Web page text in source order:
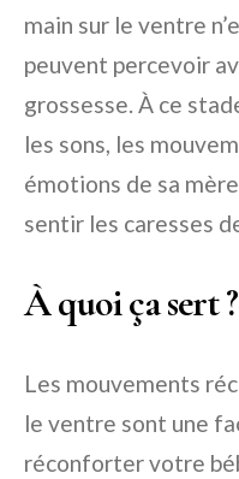
main sur le ventre
peuvent percevoir
grossesse. À ce
les sons, les
émotions de sa
sentir les caresses
À quoi ça sert ?
Les mouvements
le ventre sont une
réconforter votre